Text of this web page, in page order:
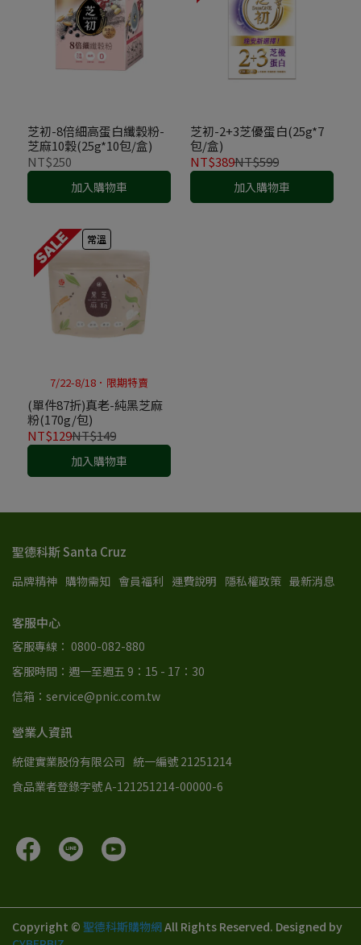
芝初-8倍細高蛋白纖穀粉-
芝麻10穀(25g*10包/盒)
NT$250
加入購物車
芝初-2+3芝優蛋白(25g*7
包/盒)
NT$389NT$599
加入購物車
常溫
7/22-8/18．限期特賣
(單件87折)真老-純黑芝麻
粉(170g/包)
NT$129NT$149
加入購物車
聖德科斯 Santa Cruz
品牌精神 購物需知 會員福利 運費說明 隱私權政策 最新消息
客服中心
客服專線： 0800-082-880
客服時間：週一至週五 9：15 - 17：30
信箱：service@pnic.com.tw
營業人資訊
統健實業股份有限公司 統一編號 21251214
食品業者登錄字號 A-121251214-00000-6
Copyright © 聖德科斯購物網All Rights Reserved. Designed by